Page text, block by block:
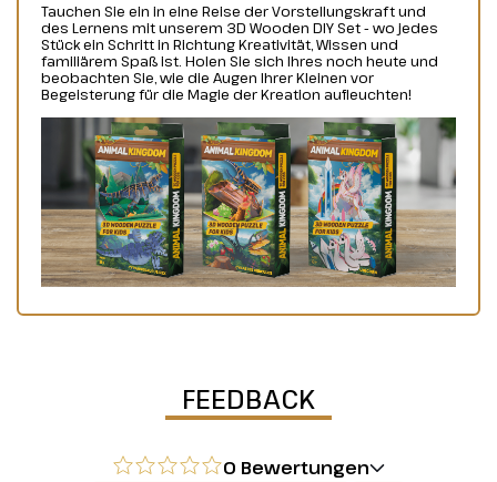
Tauchen Sie ein in eine Reise der Vorstellungskraft und
des Lernens mit unserem 3D Wooden DIY Set - wo jedes
Stück ein Schritt in Richtung Kreativität, Wissen und
familiärem Spaß ist. Holen Sie sich Ihres noch heute und
beobachten Sie, wie die Augen Ihrer Kleinen vor
Begeisterung für die Magie der Kreation aufleuchten!
FEEDBACK
0 Bewertungen